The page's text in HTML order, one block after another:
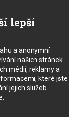
20A, R 30MΩ;
lepší
a anonymní
našich stránek
médií, reklamy a
které jste
jejich služeb.